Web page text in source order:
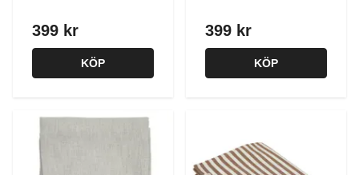
399 kr
KÖP
399 kr
KÖP